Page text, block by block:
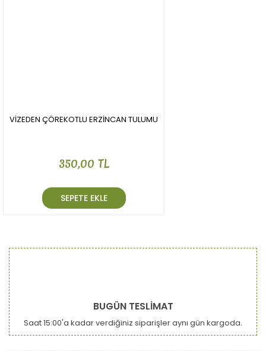
VİZEDEN ÇÖREKOTLU ERZİNCAN TULUMU
350,00 TL
SEPETE EKLE
BUGÜN TESLİMAT
Saat 15:00'a kadar verdiğiniz siparişler aynı gün kargoda.